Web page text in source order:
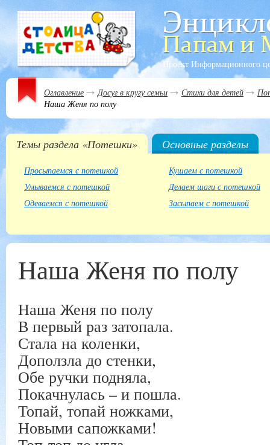
Проект Информационного
Оглавление Досуг в кругу семьи Стихи для детей
Наша Женя по полу
Темы раздела «Потешки» Основные разделы
Просыпаемся с потешкой
Умываемся с потешкой
Одеваемся с потешкой
Кушаем с потешкой
Делаем шаги с потешкой
Засыпаем с потешкой
Наша Женя по полу
Наша Женя по полу
В первый раз затопала.
Стала на коленки,
Доползла до стенки,
Обе ручки подняла,
Покачнулась – и пошла.
Топай, топай ножками,
Новыми сапожками!